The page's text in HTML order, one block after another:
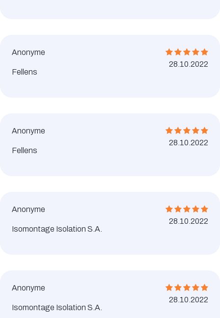
Anonyme
Fellens
28.10.2022
Anonyme
Fellens
28.10.2022
Anonyme
Isomontage Isolation S.A.
28.10.2022
Anonyme
Isomontage Isolation S.A.
28.10.2022